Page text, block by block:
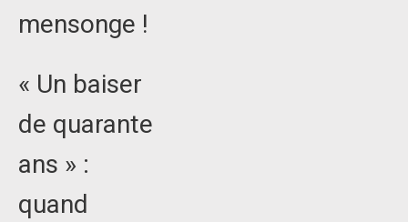
mensonge !
« Un baiser
de quarante
ans » :
quand